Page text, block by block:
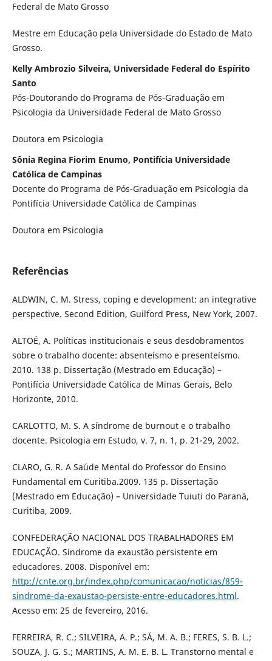
Federal de Mato Grosso
Mestre em Educação pela Universidade do Estado de Mato
Grosso.
Kelly Ambrozio Silveira, Universidade Federal do Espírito
Santo
Pós-Doutorando do Programa de Pós-Graduação em
Psicologia da Universidade Federal de Mato Grosso
Doutora em Psicologia
Sônia Regina Fiorim Enumo, Pontifícia Universidade
Católica de Campinas
Docente do Programa de Pós-Graduação em Psicologia da
Pontifícia Universidade Católica de Campinas
Doutora em Psicologia
Referências
ALDWIN, C. M. Stress, coping e development: an integrative
perspective. Second Edition, Guilford Press, New York, 2007.
ALTOÉ, A. Políticas institucionais e seus desdobramentos
sobre o trabalho docente: absenteísmo e presenteísmo.
2010. 138 p. Dissertação (Mestrado em Educação) –
Pontifícia Universidade Católica de Minas Gerais, Belo
Horizonte, 2010.
CARLOTTO, M. S. A síndrome de burnout e o trabalho
docente. Psicologia em Estudo, v. 7, n. 1, p. 21-29, 2002.
CLARO, G. R. A Saúde Mental do Professor do Ensino
Fundamental em Curitiba.2009. 135 p. Dissertação
(Mestrado em Educação) – Universidade Tuiuti do Paraná,
Curitiba, 2009.
CONFEDERAÇÃO NACIONAL DOS TRABALHADORES EM
EDUCAÇÃO. Síndrome da exaustão persistente em
educadores. 2008. Disponível em:
http://cnte.org.br/index.php/comunicacao/noticias/859-
sindrome-da-exaustao-persiste-entre-educadores.html.
Acesso em: 25 de fevereiro, 2016.
FERREIRA, R. C.; SILVEIRA, A. P.; SÁ, M. A. B.; FERES, S. B. L.;
SOUZA, J. G. S.; MARTINS, A. M. E. B. L. Transtorno mental e